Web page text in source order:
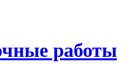
работы